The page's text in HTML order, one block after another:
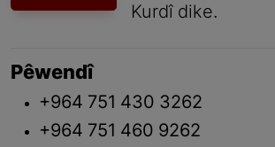
Kurdî dike.
Pêwendî
+964 751 430 3262
+964 751 460 9262